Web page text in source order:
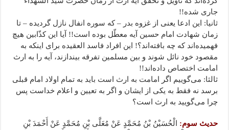
جاری شده!!
ثانیا: این ادعا یعنی از غزوه بدر – که سوره انفال نازل گردیده – تا
زمان شهادت امام حسین آیه معطّل بوده است!! آیا این کذّابین هیچ
فهمیده‌اند که چه بافته‌اند؟! این افراد فاسد العقیده برای اینکه به
مقصود خود نائل شوند و بین مسلمین تفرقه بیندازند، آیه را به ارث
امامت اختصاص داده‌اند!!
ثالثا: می‌گوییم اگر امامت به ارث است باید به تمام اولاد امام قبلی
برسد نه فقط به یکی از ایشان و اگر به تعیین و اعلام خداست پس
چرا می‌گویید به ارث است؟
حدیث سوم: الْحُسَیْنُ بْنُ مُحَمَّدٍ عَنْ مُعَلَّى بْنِ مُحَمَّدٍ عَنْ أَحْمَدَ بْنِ